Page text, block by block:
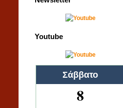
Youtube
Σάββατο
8